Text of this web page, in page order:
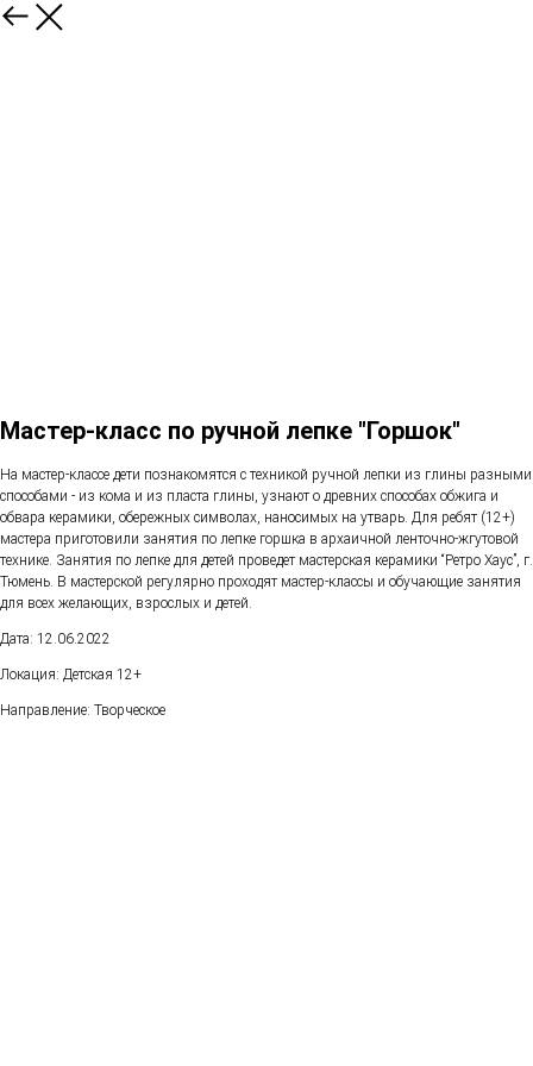
Мастер-класс по ручной лепке "Горшок"
На мастер-классе дети познакомятся с техникой ручной лепки из глины разными
способами - из кома и из пласта глины, узнают о древних способах обжига и
обвара керамики, обережных символах, наносимых на утварь. Для ребят (12+)
мастера приготовили занятия по лепке горшка в архаичной ленточно-жгутовой
технике. Занятия по лепке для детей проведет мастерская керамики “Ретро Хаус”, г.
Тюмень. В мастерской регулярно проходят мастер-классы и обучающие занятия
для всех желающих, взрослых и детей.
Дата: 12.06.2022
Локация: Детская 12+
Направление: Творческое